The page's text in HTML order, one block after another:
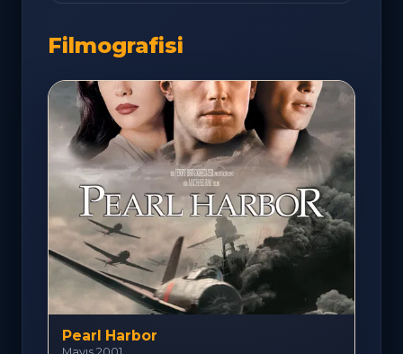
Filmografisi
Pearl Harbor